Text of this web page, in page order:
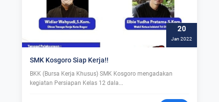
20
Jan 2022
SMK Kosgoro Siap Kerja!!
BKK (Bursa Kerja Khusus) SMK Kosgoro mengadakan
kegiatan Persiapan Kelas 12 dala...